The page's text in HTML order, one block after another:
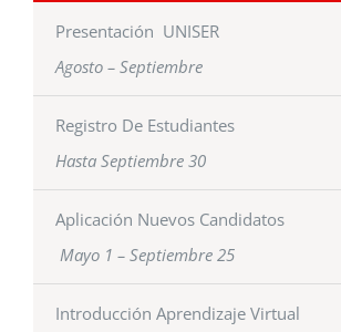
Presentación UNISER
Agosto – Septiembre
Registro De Estudiantes
Hasta Septiembre 30
Aplicación Nuevos Candidatos
Mayo 1 – Septiembre 25
Introducción Aprendizaje Virtual